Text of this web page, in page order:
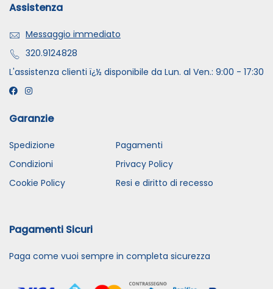
Assistenza
Messaggio immediato
320.9124828
L'assistenza clienti ï¿½ disponibile da Lun. al Ven.: 9:00 - 17:30
Garanzie
Spedizione
Pagamenti
Condizioni
Privacy Policy
Cookie Policy
Resi e diritto di recesso
Pagamenti Sicuri
Paga come vuoi sempre in completa sicurezza